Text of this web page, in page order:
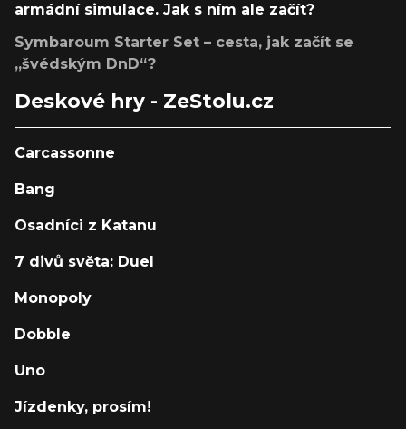
armádní simulace. Jak s ním ale začít?
Symbaroum Starter Set – cesta, jak začít se
„švédským DnD“?
Deskové hry - ZeStolu.cz
Carcassonne
Bang
Osadníci z Katanu
7 divů světa: Duel
Monopoly
Dobble
Uno
Jízdenky, prosím!